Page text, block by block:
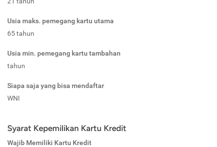
Usia maks. pemegang kartu utama
65 tahun
Usia min. pemegang kartu tambahan
tahun
Siapa saja yang bisa mendaftar
WNI
Syarat Kepemilikan Kartu Kredit
Wajib Memiliki Kartu Kredit